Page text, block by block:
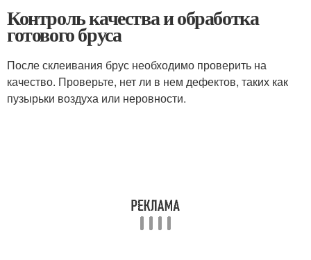
Контроль качества и обработка
готового бруса
После склеивания брус необходимо проверить на
качество. Проверьте, нет ли в нем дефектов, таких как
пузырьки воздуха или неровности.